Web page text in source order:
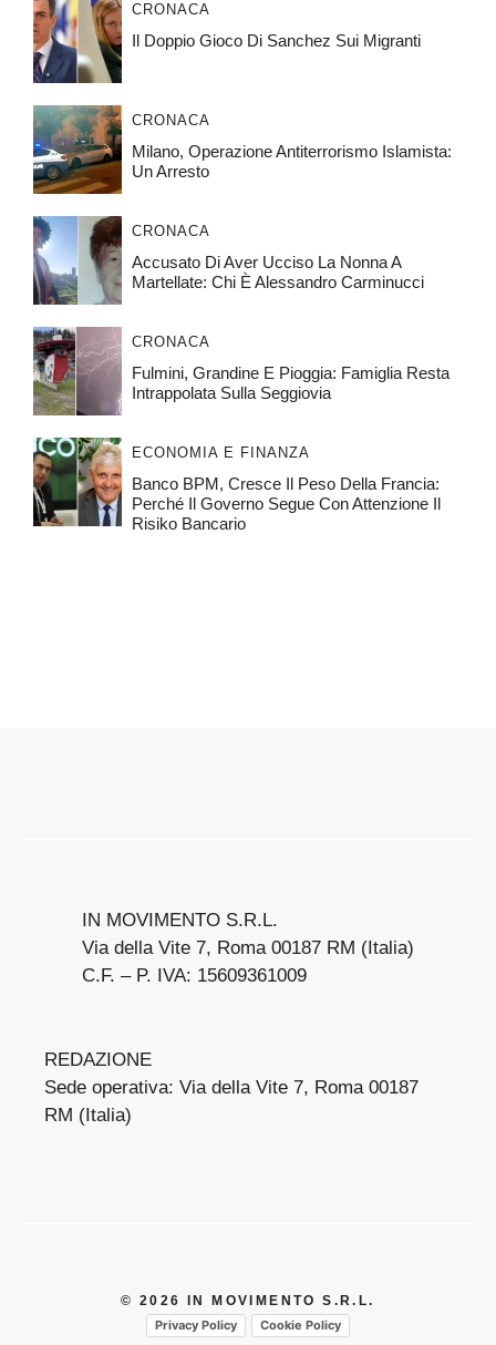
CRONACA
Il Doppio Gioco Di Sanchez Sui Migranti
CRONACA
Milano, Operazione Antiterrorismo Islamista:
Un Arresto
CRONACA
Accusato Di Aver Ucciso La Nonna A
Martellate: Chi È Alessandro Carminucci
CRONACA
Fulmini, Grandine E Pioggia: Famiglia Resta
Intrappolata Sulla Seggiovia
ECONOMIA E FINANZA
Banco BPM, Cresce Il Peso Della Francia:
Perché Il Governo Segue Con Attenzione Il
Risiko Bancario
IN MOVIMENTO S.R.L.
Via della Vite 7, Roma 00187 RM (Italia)
C.F. – P. IVA: 15609361009
REDAZIONE
Sede operativa: Via della Vite 7, Roma 00187
RM (Italia)
© 2026 IN MOVIMENTO S.R.L.
Privacy Policy
Cookie Policy